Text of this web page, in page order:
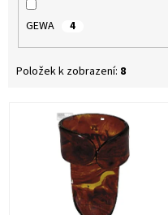
GEWA 4
Položek k zobrazení: 8